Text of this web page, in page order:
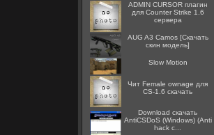
ADMIN CURSOR плагин
для Counter Strike 1.6
сервера
AUG A3 Camos [Скачать
скин модель]
Slow Motion
Чит Female ownage для
CS-1.6 скачать
Download скачать
AntiCSDoS (Windows) (Anti
hack c...